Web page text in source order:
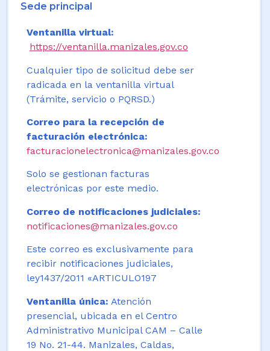
Sede principal
Ventanilla virtual:
https://ventanilla.manizales.gov.co
Cualquier tipo de solicitud debe ser
radicada en la ventanilla virtual
(Trámite, servicio o PQRSD.)
Correo para la recepción de
facturación electrónica:
facturacionelectronica@manizales.gov.co
Solo se gestionan facturas
electrónicas por este medio.
Correo de notificaciones judiciales:
notificaciones@manizales.gov.co
Este correo es exclusivamente para
recibir notificaciones judiciales,
ley1437/2011 «ARTICULO197
Ventanilla única: Atención
presencial, ubicada en el Centro
Administrativo Municipal CAM – Calle
19 No. 21-44. Manizales, Caldas,